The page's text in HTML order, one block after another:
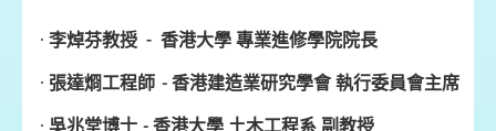
李焯芬教授 - 香港大學 專業進修學院院長
張達烱工程師 - 香港建造業研究學會 執行委員會主席
吳兆堂博士 - 香港大學 土木工程系 副教授